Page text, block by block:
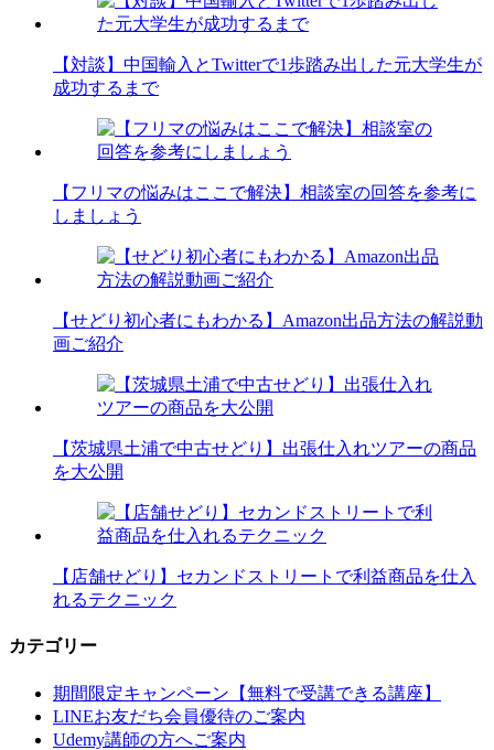
【対談】中国輸入とTwitterで1歩踏み出した元大学生が
成功するまで
【フリマの悩みはここで解決】相談室の回答を参考に
しましょう
【せどり初心者にもわかる】Amazon出品方法の解説動
画ご紹介
【茨城県土浦で中古せどり】出張仕入れツアーの商品
を大公開
【店舗せどり】セカンドストリートで利益商品を仕入
れるテクニック
カテゴリー
期間限定キャンペーン【無料で受講できる講座】
LINEお友だち会員優待のご案内
Udemy講師の方へご案内